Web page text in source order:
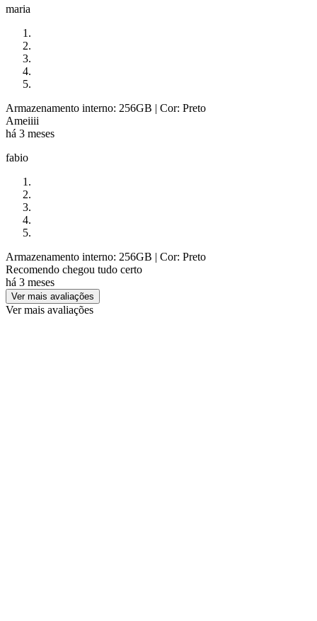
maria
Armazenamento interno: 256GB | Cor: Preto
Ameiiii
há 3 meses
fabio
Armazenamento interno: 256GB | Cor: Preto
Recomendo chegou tudo certo
há 3 meses
Ver mais avaliações
Ver mais avaliações